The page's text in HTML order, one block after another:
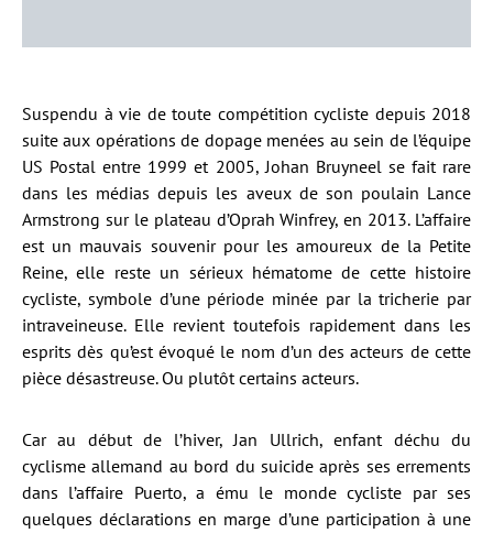
Suspendu à vie de toute compétition cycliste depuis 2018
suite aux opérations de dopage menées au sein de l’équipe
US Postal entre 1999 et 2005, Johan Bruyneel se fait rare
dans les médias depuis les aveux de son poulain Lance
Armstrong sur le plateau d’Oprah Winfrey, en 2013. L’affaire
est un mauvais souvenir pour les amoureux de la Petite
Reine, elle reste un sérieux hématome de cette histoire
cycliste, symbole d’une période minée par la tricherie par
intraveineuse. Elle revient toutefois rapidement dans les
esprits dès qu’est évoqué le nom d’un des acteurs de cette
pièce désastreuse. Ou plutôt certains acteurs.
Car au début de l’hiver, Jan Ullrich, enfant déchu du
cyclisme allemand au bord du suicide après ses errements
dans l’affaire Puerto, a ému le monde cycliste par ses
quelques déclarations en marge d’une participation à une